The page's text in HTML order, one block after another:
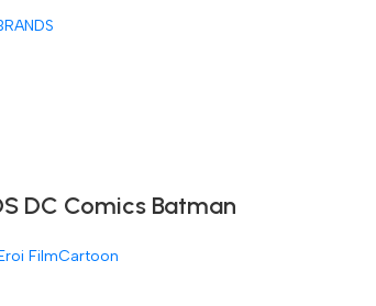
DC Comics Batman
FilmCartoon